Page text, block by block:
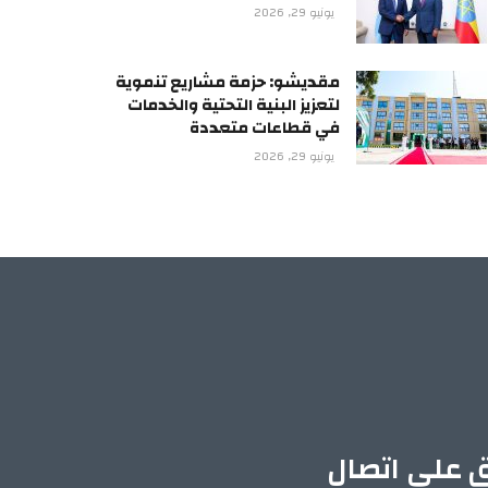
يونيو 29, 2026
مقديشو: حزمة مشاريع تنموية
لتعزيز البنية التحتية والخدمات
في قطاعات متعددة
يونيو 29, 2026
على اتصال